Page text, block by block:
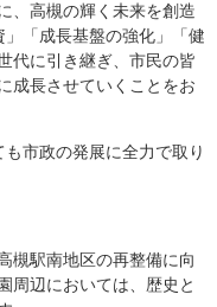
、高槻の輝く未来を創造
「成長基盤の強化」「健
代に引き継ぎ、市民の皆
成長させていくことをお
市政の発展に全力で取り
槻駅南地区の再整備に向
周辺においては、歴史と